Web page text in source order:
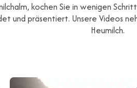
kochen Sie in wenigen
und präsentiert. Unsere Videos
Heumilch.